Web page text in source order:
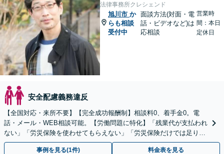
法律事務所クレシェンド
旭川市 か
らも相談
受付中
面談方法(対面・電
話・ビデオなど)は
応相談
営業時
間：本日
定休日
安全配慮義務違反
【全国対応・来所不要】【完全成功報酬制】相談料0、着手金0。電
話・メール・WEB相談可能。【労働問題に特化】「残業代が支払われ
ない」「労災保険を使わせてもらえない」「労災保険だけでは足りな
い。損害賠償請求したい」など労働問題はお任せを。
事例を見る(1件) 料金表を見る